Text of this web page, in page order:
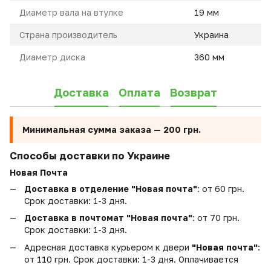
Диаметр вала на втулке 19 мм
Страна производитель Украина
Диаметр диска 360 мм
Доставка Оплата Возврат
Минимальная сумма заказа — 200 грн.
Способы доставки по Украине
Новая Почта
Доставка в отделение "Новая почта": от 60 грн.
Срок доставки: 1-3 дня.
Доставка в почтомат "Новая почта": от 70 грн.
Срок доставки: 1-3 дня.
Адресная доставка курьером к двери "Новая почта":
от 110 грн. Срок доставки: 1-3 дня. Оплачивается